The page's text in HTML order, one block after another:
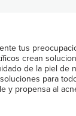
tus
crean
de la piel de
para
y propensa al